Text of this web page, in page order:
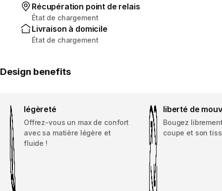
Récupération point de relais
État de chargement
Livraison à domicile
État de chargement
Design benefits
légèreté
Offrez-vous un max de confort
avec sa matière légère et
fluide !
liberté de
Bougez
coupe et son